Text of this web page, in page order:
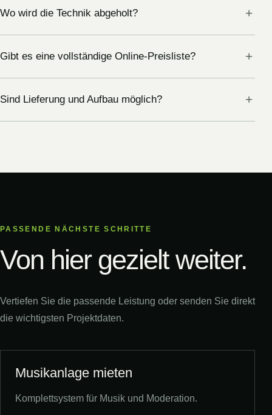
Wo wird die Technik abgeholt?
Gibt es eine vollständige Online-Preisliste?
Sind Lieferung und Aufbau möglich?
PASSENDE NÄCHSTE SCHRITTE
Von hier gezielt weiter.
Vertiefen Sie die passende Leistung oder senden Sie direkt
die wichtigsten Projektdaten.
Musikanlage mieten
Komplettsystem für Musik und Moderation.